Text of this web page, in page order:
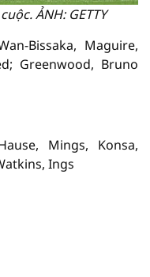
ẢNH: GETTY
Bissaka, Maguire,
Greenwood, Bruno
Mings, Konsa,
Ings